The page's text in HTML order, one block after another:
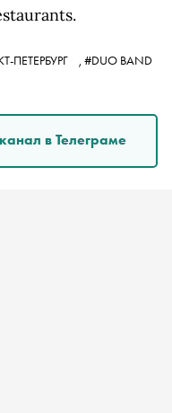
ПЕТЕРБУРГ , #DUO BAND
в Телеграме